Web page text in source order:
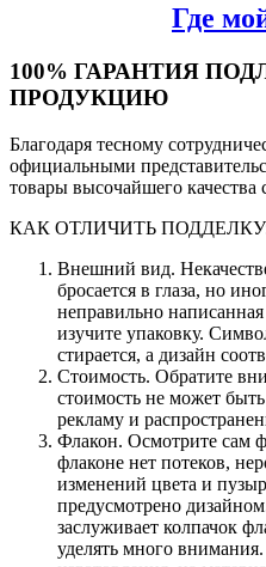
Где
100% ГАРАНТИЯ
ПРОДУКЦИЮ
Благодаря тесному
официальными
товары высочайшего качества
КАК ОТЛИЧИТЬ
Внешний вид.
бросается в глаза, но
неправильно
изучите упаковку.
стирается, а дизайн
Стоимость. Обратите
стоимость не может
рекламу и
Флакон. Осмотрите сам
флаконе нет потеков,
изменений цвета и
предусмотрено
заслуживает колпачок
уделять много